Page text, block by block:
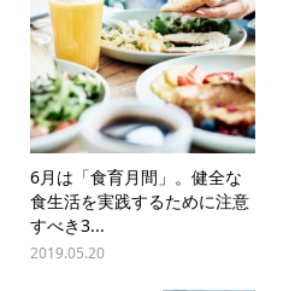
6月は「食育月間」。健全な
食生活を実践するために注意
すべき3...
2019.05.20